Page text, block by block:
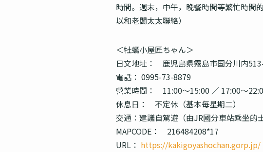
時間。週末，中午，晚餐時間等繁忙時間
以和老闆太太聯絡）
＜牡蠣小屋匠ちゃん＞
日文地址： 鹿児島県霧島市国分川内
電話： 0995-73-8879
營業時間： 11:00～15:00 ／ 17:00～
休息日： 不定休（基本毎星期二）
交通：建議自駕遊（由JR國分車站乘坐的
MAPCODE： 216484208*17
URL： https://kakigoyashochan.gorp.jp/